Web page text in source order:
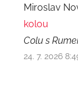
Miroslav
kolou
Colu s
24. 7. 2026